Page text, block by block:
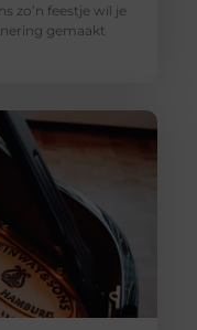
zo’n feestje wil je
gemaakt